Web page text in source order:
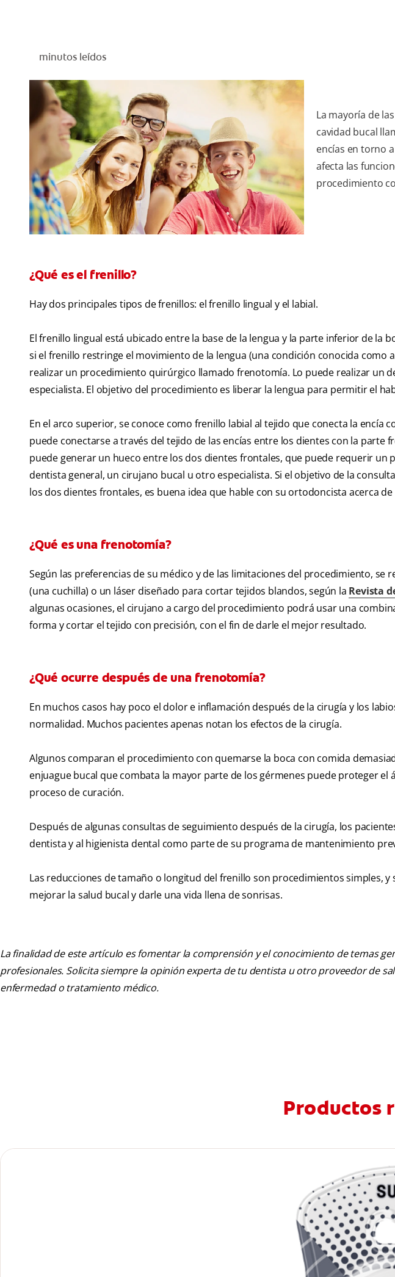
minutos leídos
La mayoría de
cavidad bucal
encías en torno
afecta las
procedimiento
¿Qué es el frenillo?
Hay dos principales tipos de frenillos: el frenillo lingual y el labial.
El frenillo lingual está ubicado entre la base de la lengua y la parte inferior de la
si el frenillo restringe el movimiento de la lengua (una condición conocida como
realizar un procedimiento quirúrgico llamado frenotomía. Lo puede realizar un
especialista. El objetivo del procedimiento es liberar la lengua para permitir el
En el arco superior, se conoce como frenillo labial al tejido que conecta la encía
puede conectarse a través del tejido de las encías entre los dientes con la parte
puede generar un hueco entre los dos dientes frontales, que puede requerir
dentista general, un cirujano bucal u otro especialista. Si el objetivo de la
los dos dientes frontales, es buena idea que hable con su ortodoncista acerca
¿Qué es una frenotomía?
Según las preferencias de su médico y de las limitaciones del procedimiento,
(una cuchilla) o un láser diseñado para cortar tejidos blandos, según la Revista
algunas ocasiones, el cirujano a cargo del procedimiento podrá usar una
forma y cortar el tejido con precisión, con el fin de darle el mejor resultado.
¿Qué ocurre después de una frenotomía?
En muchos casos hay poco el dolor e inflamación después de la cirugía y los
normalidad. Muchos pacientes apenas notan los efectos de la cirugía.
Algunos comparan el procedimiento con quemarse la boca con comida
enjuague bucal que combata la mayor parte de los gérmenes puede proteger el
proceso de curación.
Después de algunas consultas de seguimiento después de la cirugía, los
dentista y al higienista dental como parte de su programa de mantenimiento
Las reducciones de tamaño o longitud del frenillo son procedimientos simples,
mejorar la salud bucal y darle una vida llena de sonrisas.
La finalidad de este artículo es fomentar la comprensión y el conocimiento de temas
profesionales. Solicita siempre la opinión experta de tu dentista u otro proveedor de
enfermedad o tratamiento médico.
Productos